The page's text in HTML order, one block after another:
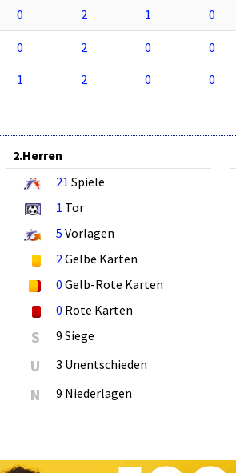
0 2 1 0
0 2 0 0
1 2 0 0
2.Herren
21 Spiele
1 Tor
5 Vorlagen
2Gelbe Karten
0 Gelb-Rote Karten
0 Rote Karten
S 9 Siege
U 3 Unentschieden
N 9 Niederlagen